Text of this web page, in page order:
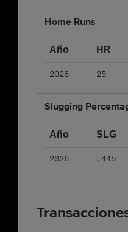
Home Runs
Año HR
2026 25
Slugging
Año SLG
2026 .445